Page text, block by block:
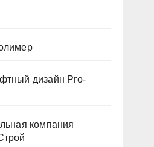
дизайн Pro-
компания